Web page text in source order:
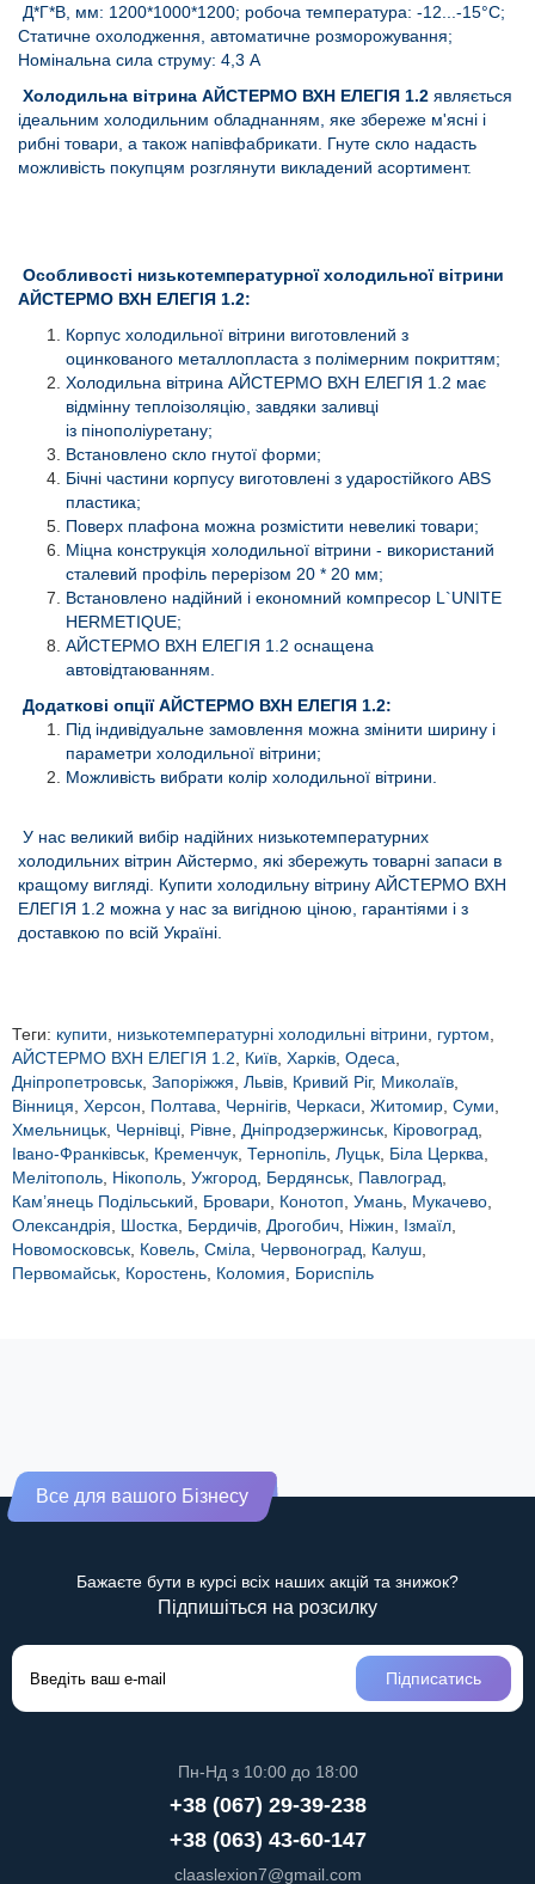
Д*Г*В, мм: 1200*1000*1200; робоча температура: -12...-15°C;
Статичне охолодження, автоматичне розморожування;
Номінальна сила струму: 4,3 А
Холодильна вітрина АЙСТЕРМО ВХН ЕЛЕГІЯ 1.2 являється
ідеальним холодильним обладнанням, яке збереже м'ясні і
рибні товари, а також напівфабрикати. Гнуте скло надасть
можливість покупцям розглянути викладений асортимент.
Особливості низькотемпературної холодильної вітрини
АЙСТЕРМО ВХН ЕЛЕГІЯ 1.2:
Корпус холодильної вітрини виготовлений з
оцинкованого металлопласта з полімерним покриттям;
Холодильна вітрина АЙСТЕРМО ВХН ЕЛЕГІЯ 1.2 має
відмінну теплоізоляцію, завдяки заливці
із пінополіуретану;
Встановлено скло гнутої форми;
Бічні частини корпусу виготовлені з ударостійкого АВS
пластика;
Поверх плафона можна розмістити невеликі товари;
Міцна конструкція холодильної вітрини - використаний
сталевий профіль перерізом 20 * 20 мм;
Встановлено надійний і економний компресор L`UNITE
HERMETIQUE;
АЙСТЕРМО ВХН ЕЛЕГІЯ 1.2 оснащена
автовідтаюванням.
Додаткові опції АЙСТЕРМО ВХН ЕЛЕГІЯ 1.2:
Під індивідуальне замовлення можна змінити ширину і
параметри холодильної вітрини;
Можливість вибрати колір холодильної вітрини.
У нас великий вибір надійних низькотемпературних
холодильних вітрин Айстермо, які збережуть товарні запаси в
кращому вигляді. Купити холодильну вітрину АЙСТЕРМО ВХН
ЕЛЕГІЯ 1.2 можна у нас за вигідною ціною, гарантіями і з
доставкою по всій Україні.
Теги: купити низькотемпературні холодильні вітрини гуртом
АЙСТЕРМО ВХН ЕЛЕГІЯ 1.2
Київ Харків Одеса
Дніпропетровськ Запоріжжя Львів Кривий Ріг, Миколаїв
Вінниця Херсон Полтава Чернігів Черкаси Житомир Суми
Хмельницьк Чернівці Рівне Дніпродзержинськ Кіровоград
Івано-Франківськ Кременчук Тернопіль Луцьк Біла Церква
Мелітополь Нікополь Ужгород Бердянськ Павлоград
Кам’янець Подільський
Бровари Конотоп Умань Мукачево
Олександрія
Шостка Бердичів Дрогобич Ніжин Ізмаїл
Новомосковськ Ковель Сміла Червоноград Калуш
Первомайськ Коростень Коломия Бориспіль
Все для вашого Бізнесу
Бажаєте бути в курсі всіх наших акцій та знижок?
Підпишіться на розсилку
Підписатись
Пн-Нд з 10:00 до 18:00
+38 (067) 29-39-238
+38 (063) 43-60-147
claaslexion7@gmail.com